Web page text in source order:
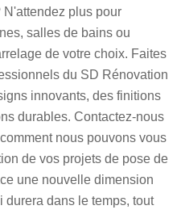
plus pour
salles de bains ou
de votre choix. Faites
du SD Rénovation
innovants, des finitions
durables. Contactez-nous
nous pouvons vous
de vos projets de pose de
une nouvelle dimension
dans le temps, tout